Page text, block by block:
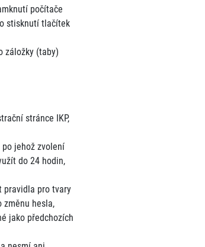
počítače
stisknutí tlačítek
záložky (taby)
stránce IKP,
jehož zvolení
do 24 hodin,
pravidla pro tvary
změnu hesla,
jako předchozích